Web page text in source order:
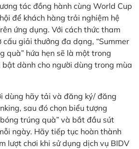
tác đồng hành cùng World Cup
để khách hàng trải nghiệm hệ
ứng dụng. Với cách thức tham
giải thưởng đa dạng, “Summer
quà” hứa hẹn sẽ là một trong
dành cho người dùng trong mùa
dùng hãy tải và đăng ký/ đăng
sau đó chọn biểu tượng
trúng quà” và bắt đầu sút
ngày. Hãy tiếp tục hoàn thành
lượt chơi khi sử dụng dịch vụ BIDV